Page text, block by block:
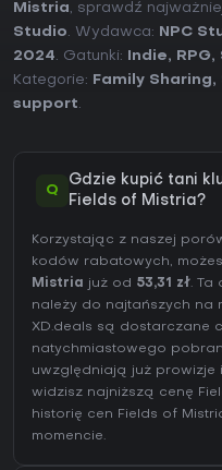
Mistria, sprawdź
Studio. Wydawca: NPC
2024. Gatunki: Indie, RPG,
Kategorie:
Family Sharing,
support.
Q
Gdzie kupić tani
Fields of Mistria?
Korzystając z naszej
kodów rabatowych,
Mistria
już od 53,31 zł. Ta
należy do najtańszych na
XD.deals są dostarczane
natychmiastowego
uwzględniają już prowizje
widzisz najniższą cenę
historię cen Fields of
momencie.